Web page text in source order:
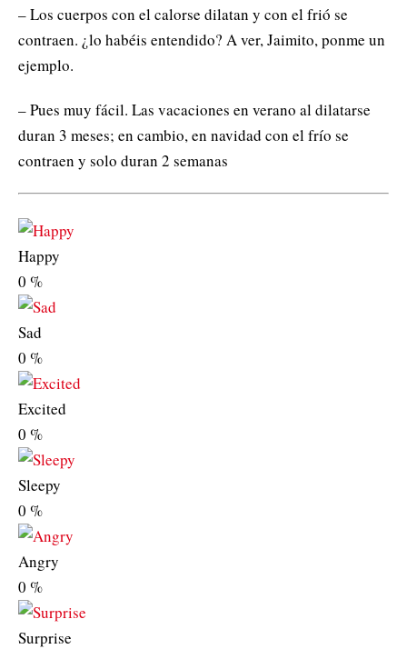
– Los cuerpos con el calorse dilatan y con el frió se
contraen. ¿lo habéis entendido? A ver, Jaimito, ponme un
ejemplo.
– Pues muy fácil. Las vacaciones en verano al dilatarse
duran 3 meses; en cambio, en navidad con el frío se
contraen y solo duran 2 semanas
Happy
0 %
Sad
0 %
Excited
0 %
Sleepy
0 %
Angry
0 %
Surprise